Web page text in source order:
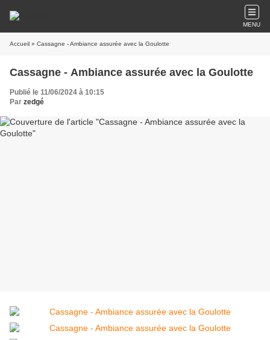
MENU
Accueil » Cassagne - Ambiance assurée avec la Goulotte
Cassagne - Ambiance assurée avec la Goulotte
Publié le 11/06/2024 à 10:15
Par zedgé